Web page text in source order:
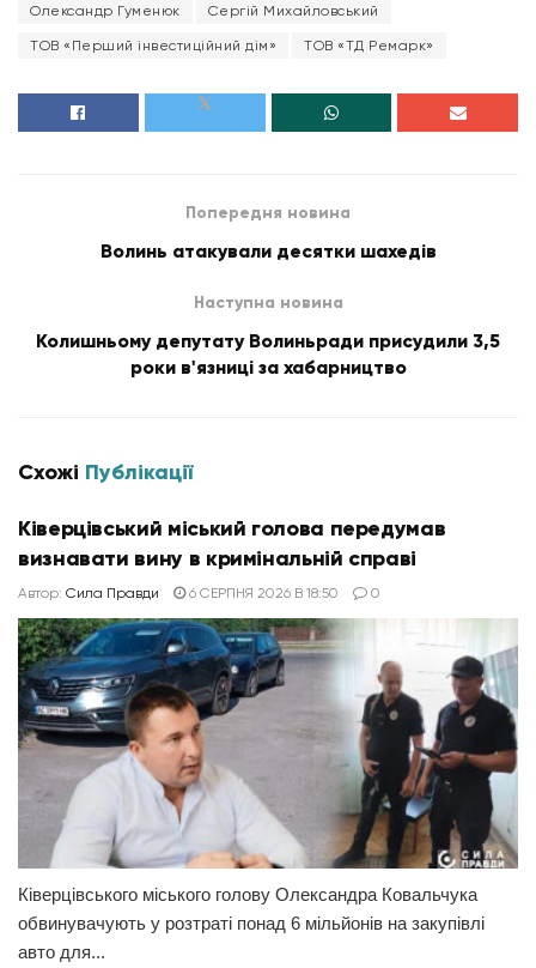
Олександр Гуменюк Сергій Михайловський
ТОВ «Перший інвестиційний дім» ТОВ «ТД Ремарк»
Попередня новина
Волинь атакували десятки шахедів
Наступна новина
Колишньому депутату Волиньради присудили 3,5
роки в'язниці за хабарництво
Схожі Публікації
Ківерцівський міський голова передумав
визнавати вину в кримінальній справі
Автор: Сила Правди 6 СЕРПНЯ 2026 В 18:50 0
Ківерцівського міського голову Олександра Ковальчука
обвинувачують у розтраті понад 6 мільйонів на закупівлі
авто для...